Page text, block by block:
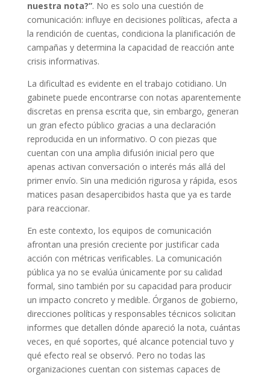
nuestra nota?”. No es solo una cuestión de
comunicación: influye en decisiones políticas, afecta a
la rendición de cuentas, condiciona la planificación de
campañas y determina la capacidad de reacción ante
crisis informativas.
La dificultad es evidente en el trabajo cotidiano. Un
gabinete puede encontrarse con notas aparentemente
discretas en prensa escrita que, sin embargo, generan
un gran efecto público gracias a una declaración
reproducida en un informativo. O con piezas que
cuentan con una amplia difusión inicial pero que
apenas activan conversación o interés más allá del
primer envío. Sin una medición rigurosa y rápida, esos
matices pasan desapercibidos hasta que ya es tarde
para reaccionar.
En este contexto, los equipos de comunicación
afrontan una presión creciente por justificar cada
acción con métricas verificables. La comunicación
pública ya no se evalúa únicamente por su calidad
formal, sino también por su capacidad para producir
un impacto concreto y medible. Órganos de gobierno,
direcciones políticas y responsables técnicos solicitan
informes que detallen dónde apareció la nota, cuántas
veces, en qué soportes, qué alcance potencial tuvo y
qué efecto real se observó. Pero no todas las
organizaciones cuentan con sistemas capaces de